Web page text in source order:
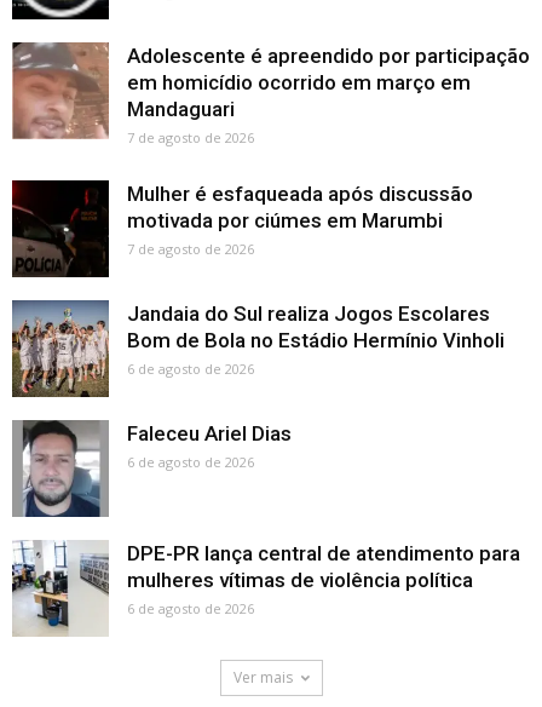
Adolescente é apreendido por participação
em homicídio ocorrido em março em
Mandaguari
7 de agosto de 2026
Mulher é esfaqueada após discussão
motivada por ciúmes em Marumbi
7 de agosto de 2026
Jandaia do Sul realiza Jogos Escolares
Bom de Bola no Estádio Hermínio Vinholi
6 de agosto de 2026
Faleceu Ariel Dias
6 de agosto de 2026
DPE-PR lança central de atendimento para
mulheres vítimas de violência política
6 de agosto de 2026
Ver mais